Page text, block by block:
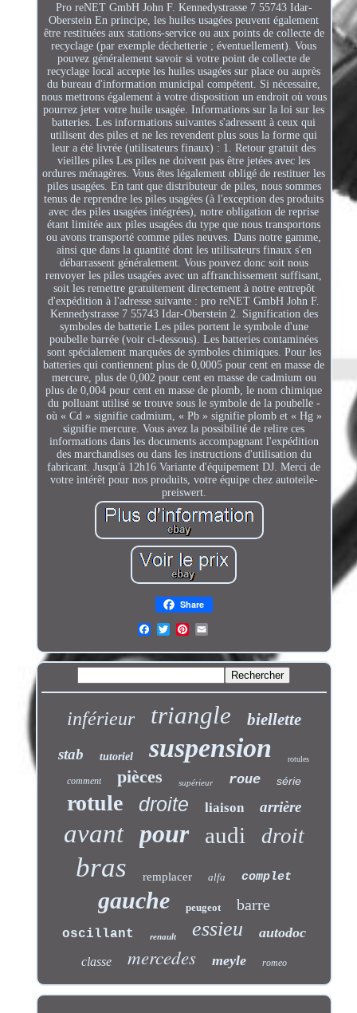
Pro reNET GmbH John F. Kennedystrasse 7 55743 Idar-
Oberstein En principe, les huiles usagées peuvent également
être restituées aux stations-service ou aux points de collecte de
recyclage (par exemple déchetterie ; éventuellement). Vous
pouvez généralement savoir si votre point de collecte de
recyclage local accepte les huiles usagées sur place ou auprès
du bureau d'information municipal compétent. Si nécessaire,
nous mettrons également à votre disposition un endroit où vous
pourrez jeter votre huile usagée. Informations sur la loi sur les
batteries. Les informations suivantes s'adressent à ceux qui
utilisent des piles et ne les revendent plus sous la forme qui
leur a été livrée (utilisateurs finaux) : 1. Retour gratuit des
vieilles piles Les piles ne doivent pas être jetées avec les
ordures ménagères. Vous êtes légalement obligé de restituer les
piles usagées. En tant que distributeur de piles, nous sommes
tenus de reprendre les piles usagées (à l'exception des produits
avec des piles usagées intégrées), notre obligation de reprise
étant limitée aux piles usagées du type que nous transportons
ou avons transporté comme piles neuves. Dans notre gamme,
ainsi que dans la quantité dont les utilisateurs finaux s'en
débarrassent généralement. Vous pouvez donc soit nous
renvoyer les piles usagées avec un affranchissement suffisant,
soit les remettre gratuitement directement à notre entrepôt
d'expédition à l'adresse suivante : pro reNET GmbH John F.
Kennedystrasse 7 55743 Idar-Oberstein 2. Signification des
symboles de batterie Les piles portent le symbole d'une
poubelle barrée (voir ci-dessous). Les batteries contaminées
sont spécialement marquées de symboles chimiques. Pour les
batteries qui contiennent plus de 0,0005 pour cent en masse de
mercure, plus de 0,002 pour cent en masse de cadmium ou
plus de 0,004 pour cent en masse de plomb, le nom chimique
du polluant utilisé se trouve sous le symbole de la poubelle -
où « Cd » signifie cadmium, « Pb » signifie plomb et « Hg »
signifie mercure. Vous avez la possibilité de relire ces
informations dans les documents accompagnant l'expédition
des marchandises ou dans les instructions d'utilisation du
fabricant. Jusqu'à 12h16 Variante d'équipement DJ. Merci de
votre intérêt pour nos produits, votre équipe chez autoteile-
preiswert.
Share
inférieur triangle biellette
stab tutoriel suspension rotules
comment pièces supérieur roue série
rotule droite liaison arrière
avant pour audi droit
bras remplacer alfa complet
gauche peugeot barre
oscillant renault essieu autodoc
classe mercedes meyle romeo